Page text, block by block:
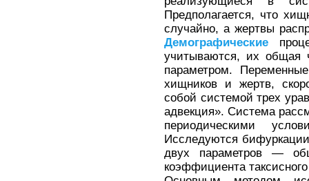
Предполагается, что
случайно, а жертвы
Демографические
учитываются, их общая
параметром.
хищников и жертв,
собой системой трех
адвекция». Система
периодическими
Исследуются
двух параметров —
коэффициента